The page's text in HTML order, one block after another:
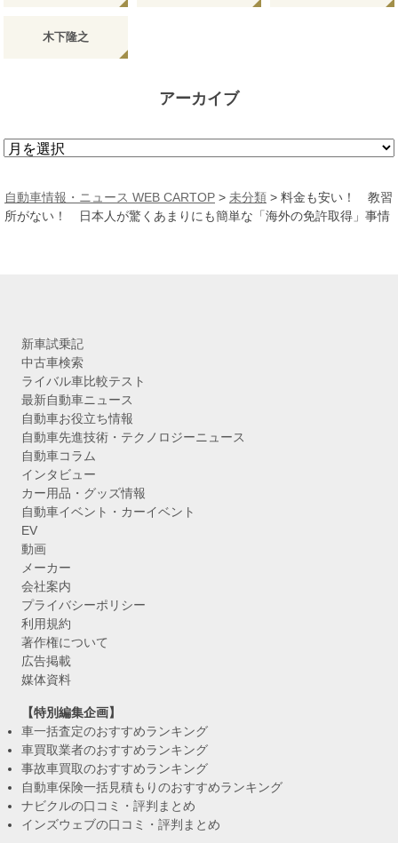
木下隆之
アーカイブ
ア
カ
イ
自動車情報・ニュース WEB CARTOP > 未分類 > 料金も安い！ 教習
所がない！ 日本人が驚くあまりにも簡単な「海外の免許取得」事情
新車試乗記
中古車検索
ライバル車比較テスト
最新自動車ニュース
自動車お役立ち情報
自動車先進技術・テクノロジーニュース
自動車コラム
インタビュー
カー用品・グッズ情報
自動車イベント・カーイベント
EV
動画
メーカー
会社案内
プライバシーポリシー
利用規約
著作権について
広告掲載
媒体資料
【特別編集企画】
車一括査定のおすすめランキング
車買取業者のおすすめランキング
事故車買取のおすすめランキング
自動車保険一括見積もりのおすすめランキング
ナビクルの口コミ・評判まとめ
インズウェブの口コミ・評判まとめ